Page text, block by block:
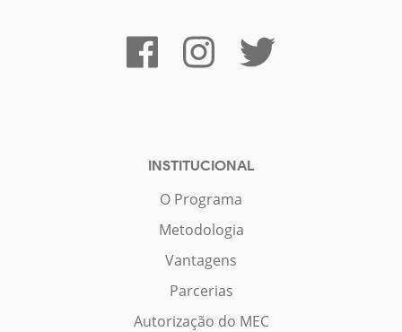
INSTITUCIONAL
O Programa
Metodologia
Vantagens
Parcerias
Autorização do MEC